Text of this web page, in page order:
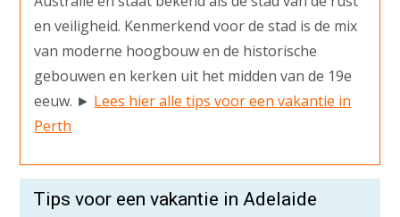
en veiligheid. Kenmerkend voor de stad is de mix
van moderne hoogbouw en de historische
gebouwen en kerken uit het midden van de 19e
eeuw. ► Lees hier alle tips voor een vakantie in
Perth
Tips voor een vakantie in Adelaide